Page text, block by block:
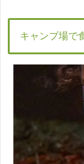
キャンプ場で